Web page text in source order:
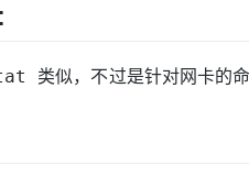
类似，不过是针对网卡的命